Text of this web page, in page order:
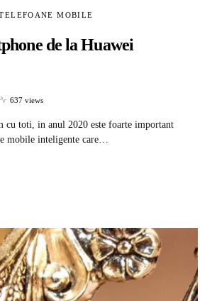
MOBILE
de la Huawei
637 views
cu toti, in anul 2020 este foarte important
mobile inteligente care…